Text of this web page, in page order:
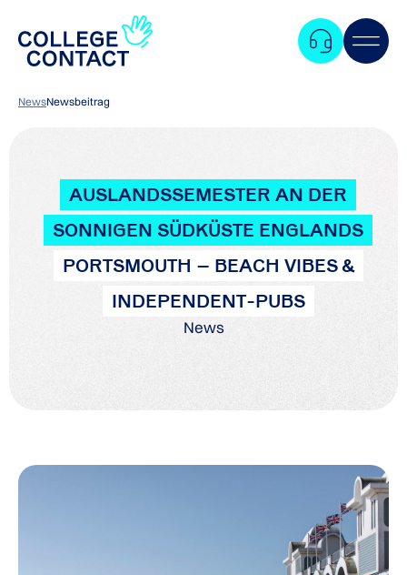
NewsNewsbeitrag
AUSLANDSSEMESTER AN DER
SONNIGEN SÜDKÜSTE ENGLANDS
PORTSMOUTH – BEACH VIBES &
INDEPENDENT-PUBS
News